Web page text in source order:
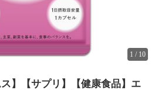
1 / 10
ス】【サプリ】【健康食品】エ